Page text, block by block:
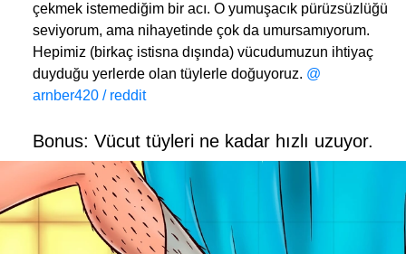
çekmek istemediğim bir acı. O yumuşacık pürüzsüzlüğü
seviyorum, ama nihayetinde çok da umursamıyorum.
Hepimiz (birkaç istisna dışında) vücudumuzun ihtiyaç
duyduğu yerlerde olan tüylerle doğuyoruz. @
arnber420 / reddit
Bonus: Vücut tüyleri ne kadar hızlı uzuyor.